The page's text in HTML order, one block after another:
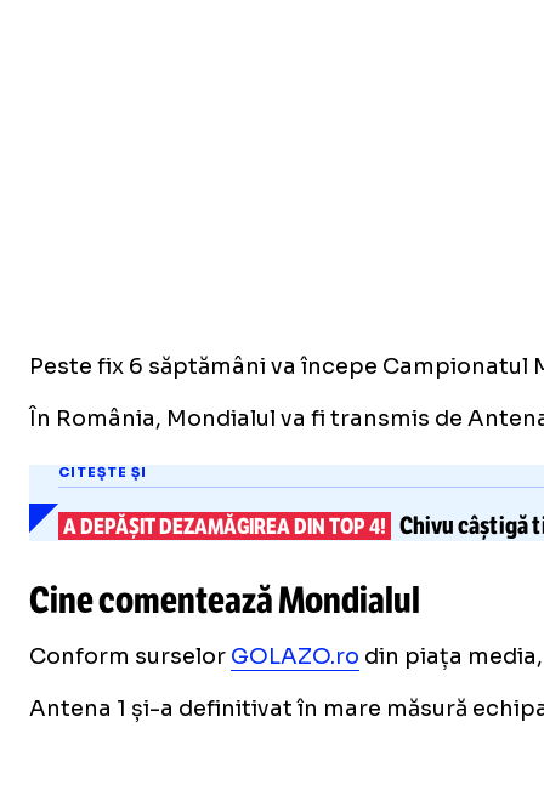
Peste fix 6 săptămâni va începe Campionatul
În România, Mondialul va fi transmis de
CITEȘTE ȘI
A DEPĂȘIT DEZAMĂGIREA DIN TOP 4! Chivu câștigă
Cine comentează Mondialul
Conform surselor GOLAZO.ro din piața
Antena 1 și-a definitivat în mare măsură